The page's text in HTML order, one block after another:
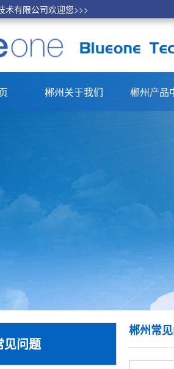
术有限公司欢迎您>>>
郴州关于我们 郴州产品
见问题
郴州常